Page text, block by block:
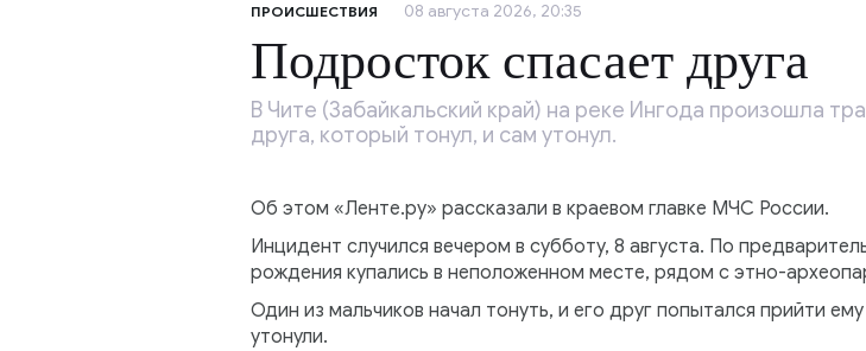
ПРОИСШЕСТВИЯ 08 августа 2026, 20:35
Подросток спасает друга
В Чите (Забайкальский край) на реке Ингода произошла
друга, который тонул, и сам утонул.
Об этом «Ленте.ру» рассказали в краевом главке МЧС России.
Инцидент случился вечером в субботу, 8 августа. По
рождения купались в неположенном месте, рядом с этно-
Один из мальчиков начал тонуть, и его друг попытался прийти
утонули.